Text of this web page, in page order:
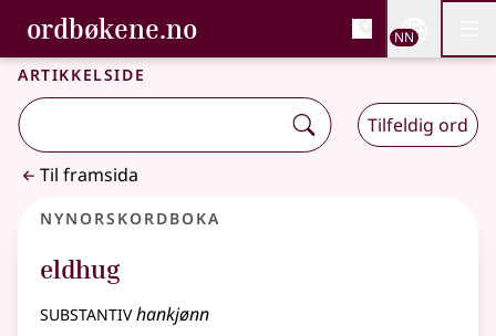
Gå til hovudinnhald
Tilgjenge
ordbøkene.no, Bokmålsordboka og
Bokmålsordboka og Nynorskordboka
NN
Artikkelside
Tilfeldig ord
Til framsida
Nynorskordboka
eldhug
substantivhankjønn